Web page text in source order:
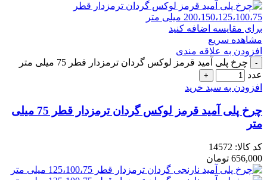
برای مقایسه اضافه کنید
مشاهده سریع
افزودن به علاقه مندی
چرخ پلی آمید قرمز لوکس گردان ترمزدار قطر 75 میلی متر
عدد
افزودن به سبد خرید
چرخ پلی آمید قرمز لوکس گردان ترمزدار قطر 75 میلی
متر
کد کالا: 14572
656,000 تومان